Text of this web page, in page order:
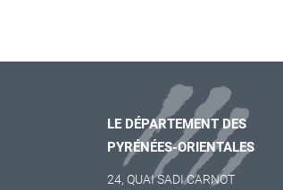
LE DÉPARTEMENT DES
PYRÉNÉES-ORIENTALES
24, QUAI SADI CARNOT